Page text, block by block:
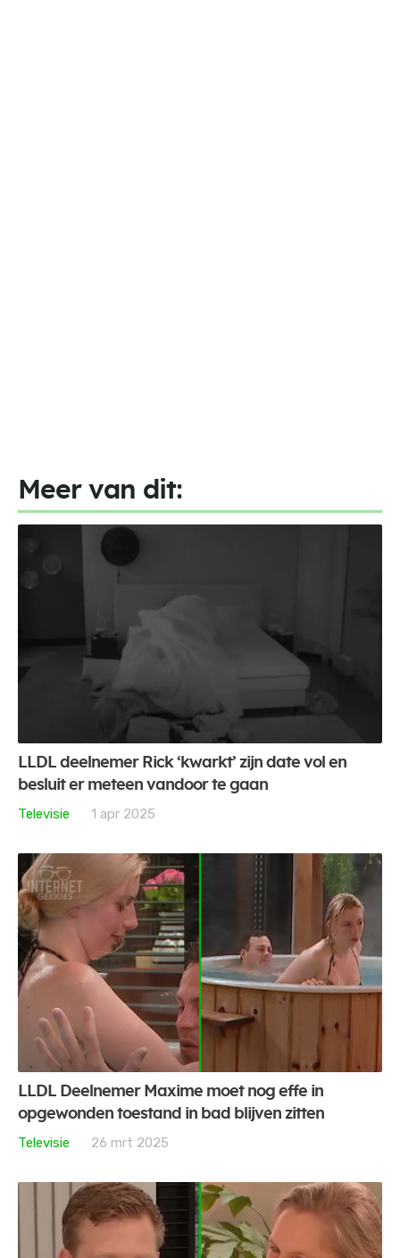
Meer van dit:
LLDL deelnemer Rick ‘kwarkt’ zijn date vol en
besluit er meteen vandoor te gaan
Televisie
1 apr 2025
LLDL Deelnemer Maxime moet nog effe in
opgewonden toestand in bad blijven zitten
Televisie
26 mrt 2025